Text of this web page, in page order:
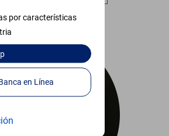
por características
Continúe para entrar en la Banca en Línea